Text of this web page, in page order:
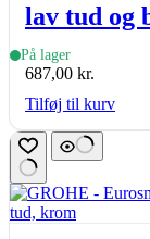
lav tud og
På lager
687,00 kr.
Tilføj til kurv